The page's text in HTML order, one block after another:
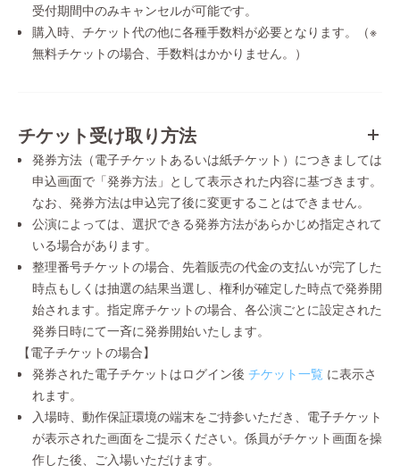
受付期間中のみキャンセルが可能です。
購入時、チケット代の他に各種手数料が必要となります。（※
無料チケットの場合、手数料はかかりません。）
チケット受け取り方法
発券方法（電子チケットあるいは紙チケット）につきましては
申込画面で「発券方法」として表示された内容に基づきます。
なお、発券方法は申込完了後に変更することはできません。
公演によっては、選択できる発券方法があらかじめ指定されて
いる場合があります。
整理番号チケットの場合、先着販売の代金の支払いが完了した
時点もしくは抽選の結果当選し、権利が確定した時点で発券開
始されます。指定席チケットの場合、各公演ごとに設定された
発券日時にて一斉に発券開始いたします。
【電子チケットの場合】
発券された電子チケットはログイン後 チケット一覧 に表示さ
れます。
入場時、動作保証環境の端末をご持参いただき、電子チケット
が表示された画面をご提示ください。係員がチケット画面を操
作した後、ご入場いただけます。